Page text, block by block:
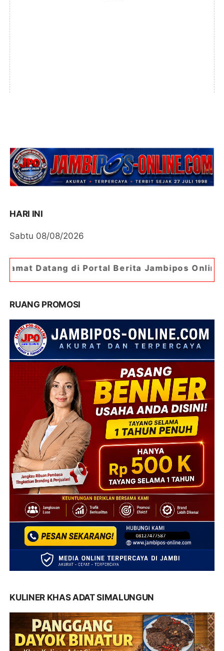
HARI INI
Sabtu 08/08/2026
Portal Berita Jambipos Online. Portal Berita
RUANG PROMOSI
KULINER KHAS ADAT SIMALUNGUN